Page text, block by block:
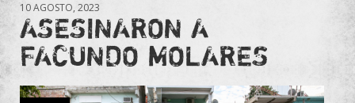
10 AGOSTO, 2023
ASESINARON A
FACUNDO MOLARES